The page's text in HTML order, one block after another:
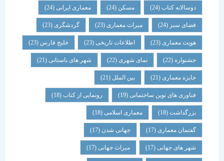
دوسالانه کتاب(24) مسکن (24) معماری ایرانی(24)
فضای سبز(24) میراث معماری (23) گردشگری (23)
هویت معماری (23) اطلاعات تاریخی(23) خلیج فارس(23)
جشنواره(22) نمای شهری(22) شهر های باستانی (21)
جایزه معماری (21) بین الملل(21)
فناوری های نوین ساختمانی(19) رونمایی از کتاب (18)
بزرگداشت (18) معماری اسلامی(18)
گفتمان معماری (17) جهانی شدن(17)
شهر های جهانی(17) میراث جهانی(17)